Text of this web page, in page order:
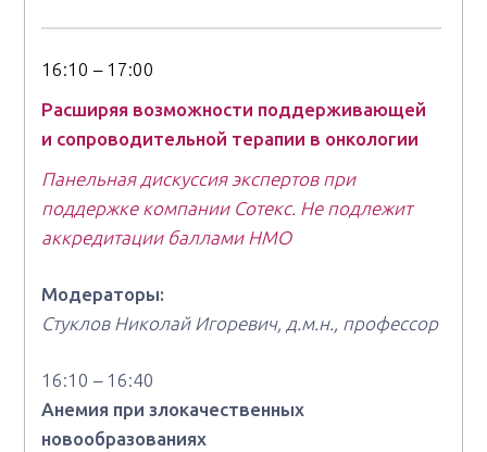
16:10 – 17:00
Расширяя возможности поддерживающей
и сопроводительной терапии в онкологии
Панельная дискуссия экспертов при
поддержке компании Сотекс. Не подлежит
аккредитации баллами НМО
Модераторы:
Стуклов Николай Игоревич, д.м.н., профессор
16:10 – 16:40
Анемия при злокачественных
новообразованиях